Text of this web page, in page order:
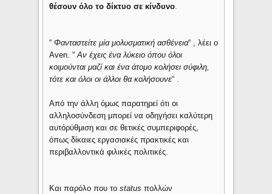
θέσουν όλο το δίκτυο σε κίνδυνο.
“Φανταστείτε μία μολυσματική ασθένεια“ , λέει ο
Aven. “Αν έχεις ένα λύκειο όπου όλοι
κοιμούνται μαζί και ένα άτομο κολήσει σύφιλη,
τότε και όλοι οι άλλοι θα κολήσουνε“ .
Από την άλλη όμως παρατηρεί ότι οι
αλληλοσύνδεση μπορεί να οδηγήσει καλύτερη
αυτόρύθμιση και σε θετικές συμπεριφορές,
όπως δίκαιες εργασιακές πρακτικές και
περιβαλλοντικά φιλικές πολιτικές.
Και παρόλο που τοstatus πολλών